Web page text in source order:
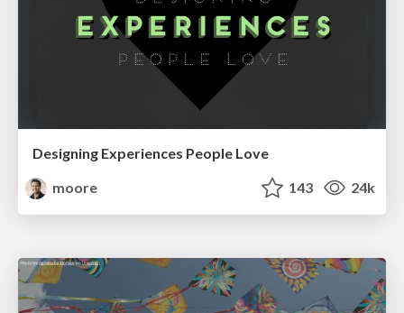
Designing Experiences People Love
moore
143 24k